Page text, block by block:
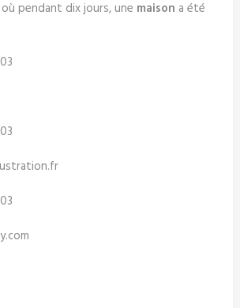
pendant dix jours, une maison a été